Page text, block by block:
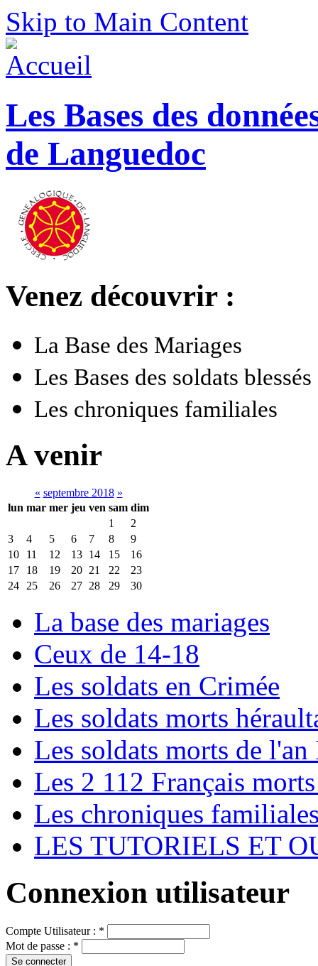
Skip to Main Content
Les Bases des
de Languedoc
Venez découvrir :
La Base des Mariages
Les Bases des soldats
Les chroniques familiales
A venir
« septembre 2018 »
lun mar mer jeu ven sam dim
1
2
3
4 5 6 7 8
9
10
11 12 13 14 15
16
17
18 19 20 21 22
23
24
25 26 27 28 29 30
La base des mariages
Ceux de 14-18
Les soldats en Crimée
Les soldats morts
Les soldats morts de
Les 2 112 Français
Les chroniques
LES TUTORIELS ET
Connexion utilisateur
Compte Utilisateur : *
Mot de passe : *